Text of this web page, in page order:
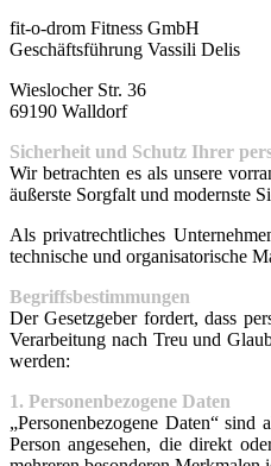
fit-o-drom Fitness GmbH
Geschäftsführung Vassili Delis
Wieslocher Str. 36
69190 Walldorf
Sicherheit und Schutz Ihrer
Wir betrachten es als unsere
äußerste Sorgfalt und modernste
Als privatrechtliches
technische und organisatorische
Begriffsbestimmungen
Der Gesetzgeber fordert, dass
Verarbeitung nach Treu und
werden:
1. Personenbezogene Daten
„Personenbezogene Daten“
Person angesehen, die direkt